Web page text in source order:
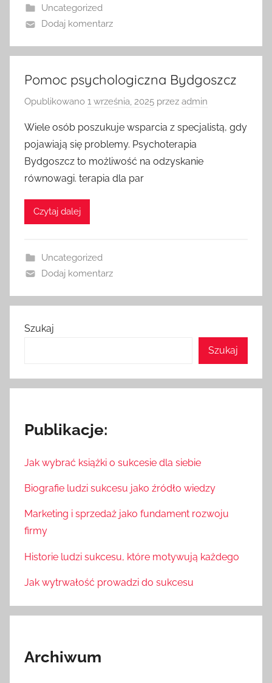
Uncategorized
Dodaj komentarz
Pomoc psychologiczna Bydgoszcz
Opublikowano 1 września, 2025 przez admin
Wiele osób poszukuje wsparcia z specjalistą, gdy
pojawiają się problemy. Psychoterapia
Bydgoszcz to możliwość na odzyskanie
równowagi. terapia dla par
Czytaj dalej
Uncategorized
Dodaj komentarz
Szukaj
Szukaj
Publikacje:
Jak wybrać książki o sukcesie dla siebie
Biografie ludzi sukcesu jako źródło wiedzy
Marketing i sprzedaż jako fundament rozwoju
firmy
Historie ludzi sukcesu, które motywują każdego
Jak wytrwałość prowadzi do sukcesu
Archiwum